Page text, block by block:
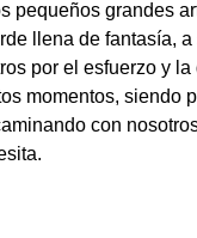
pequeños grandes
llena de fantasía,
por el esfuerzo y
momentos, siendo
con